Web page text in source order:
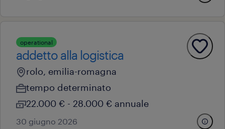
operational
addetto alla logistica
rolo, emilia-romagna
tempo determinato
22.000 € - 28.000 € annuale
30 giugno 2026